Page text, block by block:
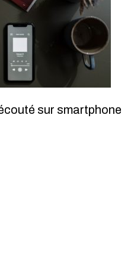
sur smartphone